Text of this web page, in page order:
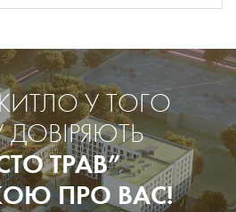
У ТОГО
ТРАВ”
ПРО ВАС!